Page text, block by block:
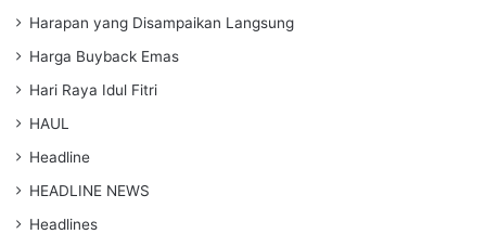
Harapan yang Disampaikan Langsung
Harga Buyback Emas
Hari Raya Idul Fitri
HAUL
Headline
HEADLINE NEWS
Headlines